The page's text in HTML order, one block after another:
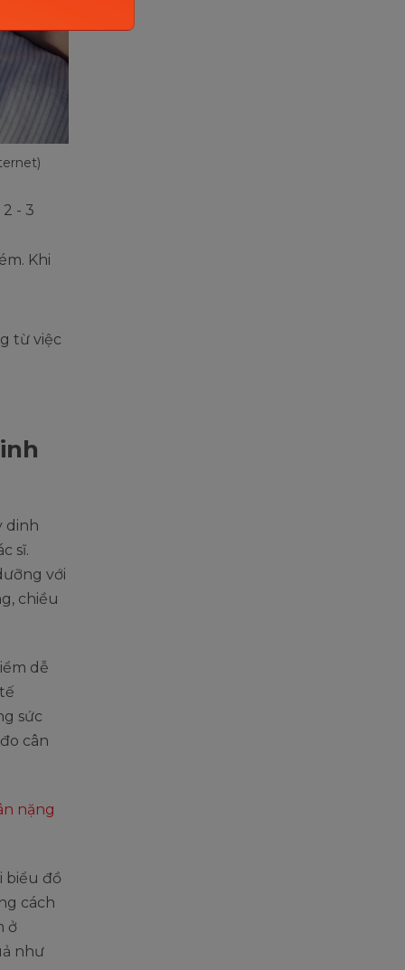
- 3
Khi
từ việc
dinh
sĩ.
với
chiều
dễ
sức
cân
nặng
biểu đồ
cách
ở
như